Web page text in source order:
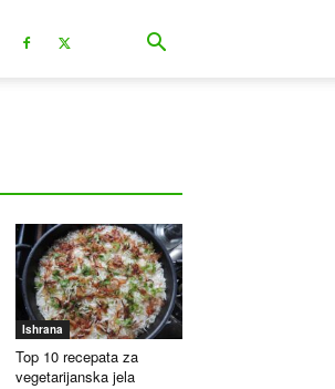
Ishrana
Top 10 recepata za
vegetarijanska jela